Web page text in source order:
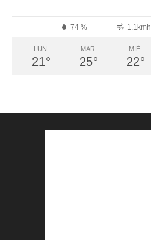
74 % 1.1kmh
LUN
21°
MAR
25°
MIÉ
22°